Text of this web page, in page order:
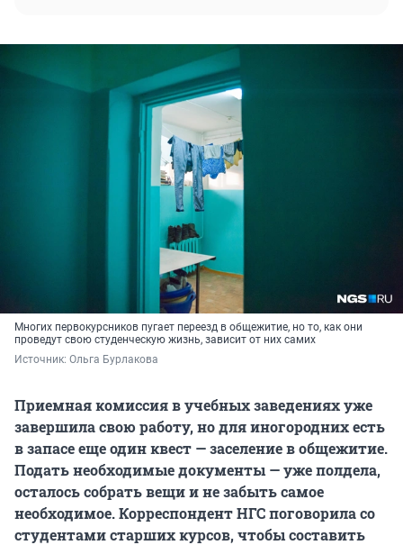
Многих первокурсников пугает переезд в общежитие, но то, как они
проведут свою студенческую жизнь, зависит от них самих
Источник: Ольга Бурлакова
Приемная комиссия в учебных заведениях уже
завершила свою работу, но для иногородних есть
в запасе еще один квест — заселение в общежитие.
Подать необходимые документы — уже полдела,
осталось собрать вещи и не забыть самое
необходимое. Корреспондент НГС поговорила со
студентами старших курсов, чтобы составить